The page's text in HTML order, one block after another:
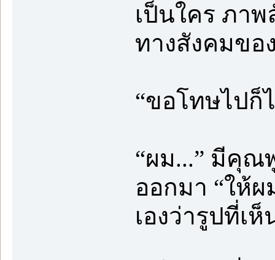
เป็นใคร ภา
ทางสังคมขอ
“ขอโทษไปก็
“ผม...” มีคุณ
ออกมา “ให้
เองว่ารูปที่เ